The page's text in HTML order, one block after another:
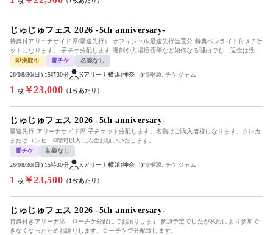
じゅじゅフェス 2026 -5th anniversary-
特典付アリーナサイド席(最速先行） オフィシャル最速先行当選分 特典ペンライト付きチケ
ットになります。 子チケ分配します 遅刻や入場拒否等など如何なる理由でも、返金は致し
ません。公演中止とな...
即決取引 電チケ 名義なし
26/08/30(日) 15時30分 Kアリーナ横浜(神奈川)情報源: チケジャム
1 枚￥23,000 （1枚あたり）
じゅじゅフェス 2026 -5th anniversary-
最速先行 アリーナサイド席 子チケット分配します。名義はご購入者様になります。クレカ
またはコンビニ6時間以内に入金お願いいたします。
電チケ
名義なし
26/08/30(日) 15時30分 Kアリーナ横浜(神奈川)情報源: チケジャム
1 枚￥23,500 （1枚あたり）
じゅじゅフェス 2026 -5th anniversary-
特典付きアリーナ席 ローチケ分配にてお譲りします 参加予定でしたが私用により参加で
きなくなったためお譲りします。ローチケで分配致します。